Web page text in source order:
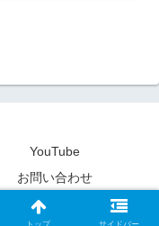
YouTube
お問い合わせ
い海外ドラマ.
トップ サイドバー